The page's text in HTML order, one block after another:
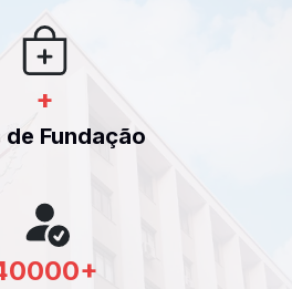
+
Fundação
+